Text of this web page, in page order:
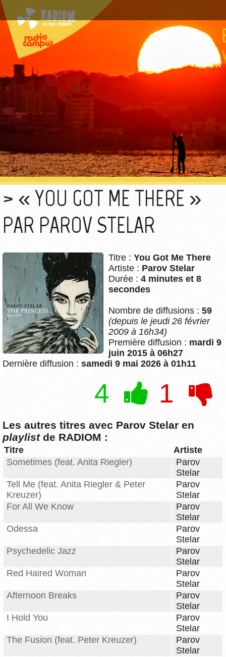
« YOU GOT ME THERE »
PAR PAROV STELAR
Titre : You Got Me There
Artiste : Parov Stelar
Durée : 4 minutes et 8
secondes
Nombre de diffusions : 59
(depuis le jeudi 26 février
2009 à 16h34)
Première diffusion : mardi 9
juin 2015 à 06h27
Dernière diffusion : samedi 9 mai 2026 à 01h11
4 1
Les autres titres avec Parov Stelar en
playlistde RADIOM :
Titre
Artiste
Sometimes (feat. Anita Riegler)
Parov
Stelar
Tell Me (feat. Anita Riegler & Peter
Kreuzer)
Parov
Stelar
For All We Know
Parov
Stelar
Odessa
Parov
Stelar
Psychedelic Jazz
Parov
Stelar
Red Haired Woman
Parov
Stelar
Afternoon Breaks
Parov
Stelar
I Hold You
Parov
Stelar
The Fusion (feat. Peter Kreuzer)
Parov
Stelar